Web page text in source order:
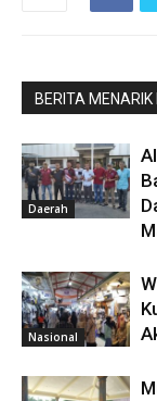
BERITA MENARIK
Daerah
Nasional